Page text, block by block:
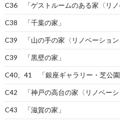
C36 「ゲストルームのある家〈リノ
C38 「千葉の家」
C39 「山の手の家〈リノベーション
C39 「黒壁の家」
C40、41 「銀座ギャラリー・芝公園
C42 「神戸の高台の家〈リノベーシ
C43 「滋賀の家」